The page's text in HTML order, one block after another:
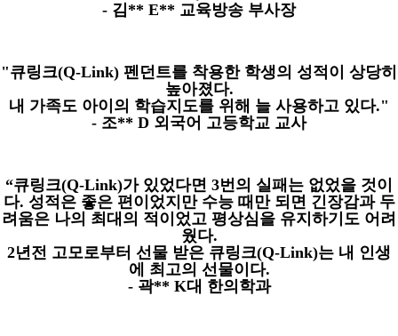
- 김** E** 교육방송 부사장
"큐링크(Q-Link) 펜던트를 착용한 학생의 성적이 상당히
높아졌다.
내 가족도 아이의 학습지도를 위해 늘 사용하고 있다."
- 조** D 외국어 고등학교 교사
“큐링크(Q-Link)가 있었다면 3번의 실패는 없었을 것이
다. 성적은 좋은 편이었지만 수능 때만 되면 긴장감과 두
려움은 나의 최대의 적이었고 평상심을 유지하기도 어려
웠다.
2년전 고모로부터 선물 받은 큐링크(Q-Link)는 내 인생
에 최고의 선물이다.
- 곽** K대 한의학과